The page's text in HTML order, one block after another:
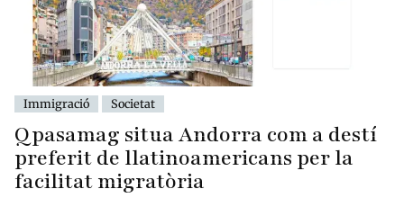
Immigració Societat
Qpasamag situa Andorra com a destí
preferit de llatinoamericans per la
facilitat migratòria